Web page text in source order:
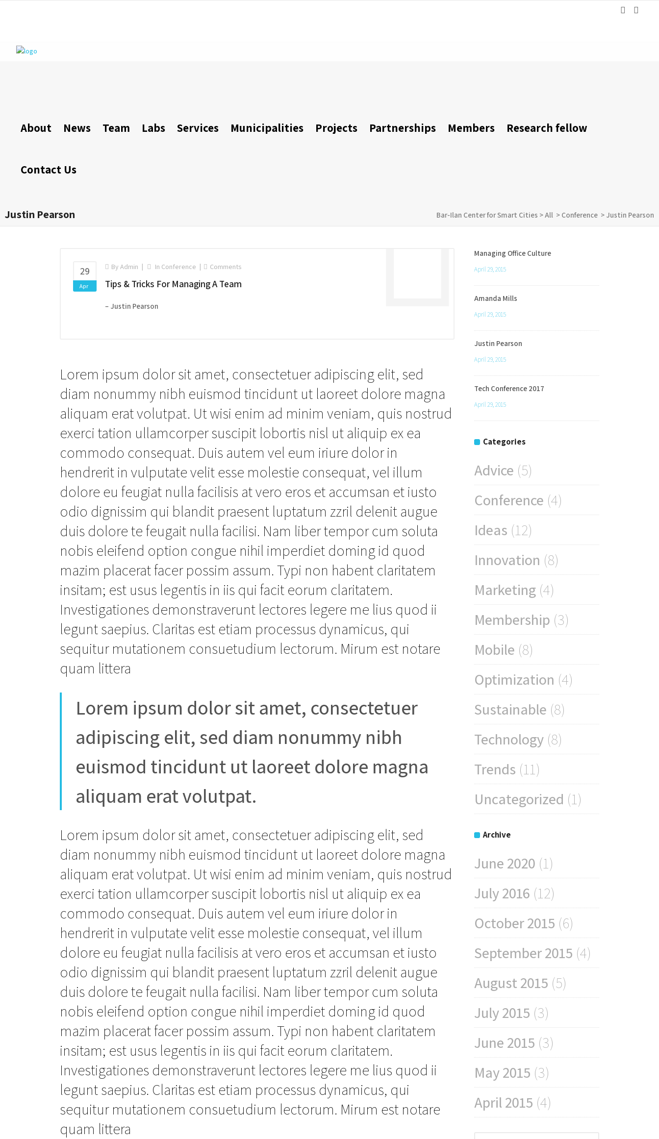
About News Team Labs Services Municipalities Projects Partnerships Members Research fellow
Contact Us
Justin Pearson Bar-Ilan Center for Smart Cities >All > Conference > Justin Pearson
29
Apr
By Admin In Conference Comments
Tips & Tricks For Managing A Team
– Justin Pearson
Lorem ipsum dolor sit amet, consectetuer adipiscing elit, sed
diam nonummy nibh euismod tincidunt ut laoreet dolore magna
aliquam erat volutpat. Ut wisi enim ad minim veniam, quis nostrud
exerci tation ullamcorper suscipit lobortis nisl ut aliquip ex ea
commodo consequat. Duis autem vel eum iriure dolor in
hendrerit in vulputate velit esse molestie consequat, vel illum
dolore eu feugiat nulla facilisis at vero eros et accumsan et iusto
odio dignissim qui blandit praesent luptatum zzril delenit augue
duis dolore te feugait nulla facilisi. Nam liber tempor cum soluta
nobis eleifend option congue nihil imperdiet doming id quod
mazim placerat facer possim assum. Typi non habent claritatem
insitam; est usus legentis in iis qui facit eorum claritatem.
Investigationes demonstraverunt lectores legere me lius quod ii
legunt saepius. Claritas est etiam processus dynamicus, qui
sequitur mutationem consuetudium lectorum. Mirum est notare
quam littera
Lorem ipsum dolor sit amet, consectetuer
adipiscing elit, sed diam nonummy nibh
euismod tincidunt ut laoreet dolore magna
aliquam erat volutpat.
Lorem ipsum dolor sit amet, consectetuer adipiscing elit, sed
diam nonummy nibh euismod tincidunt ut laoreet dolore magna
aliquam erat volutpat. Ut wisi enim ad minim veniam, quis nostrud
exerci tation ullamcorper suscipit lobortis nisl ut aliquip ex ea
commodo consequat. Duis autem vel eum iriure dolor in
hendrerit in vulputate velit esse molestie consequat, vel illum
dolore eu feugiat nulla facilisis at vero eros et accumsan et iusto
odio dignissim qui blandit praesent luptatum zzril delenit augue
duis dolore te feugait nulla facilisi. Nam liber tempor cum soluta
nobis eleifend option congue nihil imperdiet doming id quod
mazim placerat facer possim assum. Typi non habent claritatem
insitam; est usus legentis in iis qui facit eorum claritatem.
Investigationes demonstraverunt lectores legere me lius quod ii
legunt saepius. Claritas est etiam processus dynamicus, qui
sequitur mutationem consuetudium lectorum. Mirum est notare
quam littera
Managing Office Culture
April 29, 2015
Amanda Mills
April 29, 2015
Justin Pearson
April 29, 2015
Tech Conference 2017
April 29, 2015
Categories
Advice (5)
Conference (4)
Ideas (12)
Innovation (8)
Marketing (4)
Membership (3)
Mobile (8)
Optimization (4)
Sustainable (8)
Technology (8)
Trends (11)
Uncategorized (1)
Archive
June 2020 (1)
July 2016 (12)
October 2015 (6)
September 2015 (4)
August 2015 (5)
July 2015 (3)
June 2015 (3)
May 2015 (3)
April 2015 (4)